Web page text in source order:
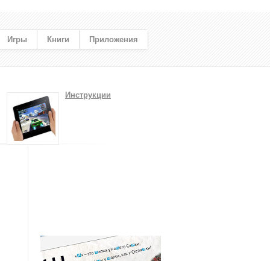
Игры Книги Приложения
Инструкции